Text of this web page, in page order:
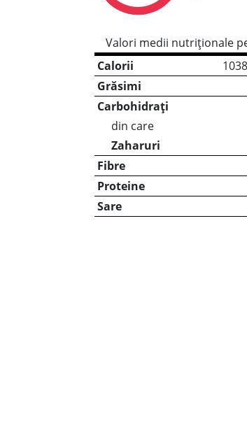
Valori medii nutriționale
Calorii
Grăsimi
Carbohidrați
din care
Zaharuri
Fibre
Proteine
Sare